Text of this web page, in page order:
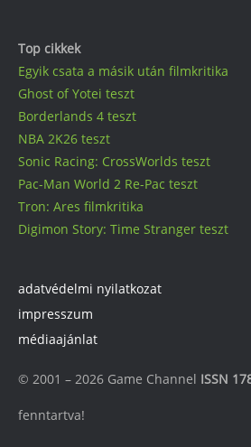
Top cikkek
Egyik csata a másik után filmkritika
Ghost of Yotei teszt
Borderlands 4 teszt
NBA 2K26 teszt
Sonic Racing: CrossWorlds teszt
Pac-Man World 2 Re-Pac teszt
Tron: Ares filmkritika
Digimon Story: Time Stranger teszt
adatvédelmi nyilatkozat
impresszum
médiaajánlat
© 2001 – 2026 Game Channel ISSN
fenntartva!